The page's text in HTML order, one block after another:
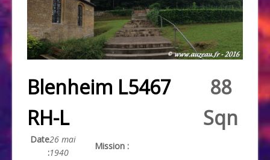
Blenheim L5467
RH-L
88
Sqn
Date
:
26 mai
1940
Mission :